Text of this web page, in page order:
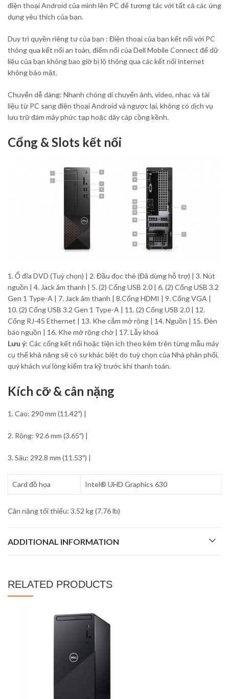
điện thoại Android của mình lên PC để tương tác với tất cả các ứng
dụng yêu thích của bạn.
Duy trì quyền riêng tư của bạn : Điện thoại của bạn kết nối với PC
thông qua kết nối an toàn, điểm nối của Dell Mobile Connect để dữ
liệu của bạn không bao giờ bị lộ thông qua các kết nối internet
không bảo mật.
Chuyển dễ dàng: Nhanh chóng di chuyển ảnh, video, nhạc và tài
liệu từ PC sang điện thoại Android và ngược lại, không có dịch vụ
lưu trữ đám mây phức tạp hoặc dây cáp cồng kềnh.
Cổng & Slots kết nối
1. Ổ đĩa DVD (Tuỳ chọn) | 2. Đầu đọc thẻ (Đã dừng hỗ trợ) | 3. Nút
nguồn | 4. Jack âm thanh | 5. (2) Cổng USB 2.0 | 6. (2) Cổng USB 3.2
Gen 1 Type-A | 7. Jack âm thanh | 8.Cổng HDMI | 9. Cổng VGA |
10. (2) Cổng USB 3.2 Gen 1 Type-A | 11. (2) Cổng USB 2.0 | 12.
Cổng RJ-45 Ethernet | 13. Khe cắm mở rộng | 14. Nguồn | 15. Đèn
báo nguồn | 16. Khe mở rộng chờ | 17. Lẫy khoá
Lưu ý: Các cổng kết nối hoặc tiện ích theo kèm trên từng mẫu máy
cụ thể khả năng sẽ có sự khác biệt do tuỳ chọn của Nhà phân phối,
quý khách vui lòng kiểm tra kỹ trước khi thanh toán.
Kích cỡ & cân nặng
1. Cao: 290 mm (11.42″) |
2. Rộng: 92.6 mm (3.65″) |
3. Sâu: 292.8 mm (11.53″) |
Card đồ họa Intel® UHD Graphics 630
Cân nặng tối thiểu: 3.52 kg (7.76 lb)
ADDITIONAL INFORMATION
RELATED PRODUCTS